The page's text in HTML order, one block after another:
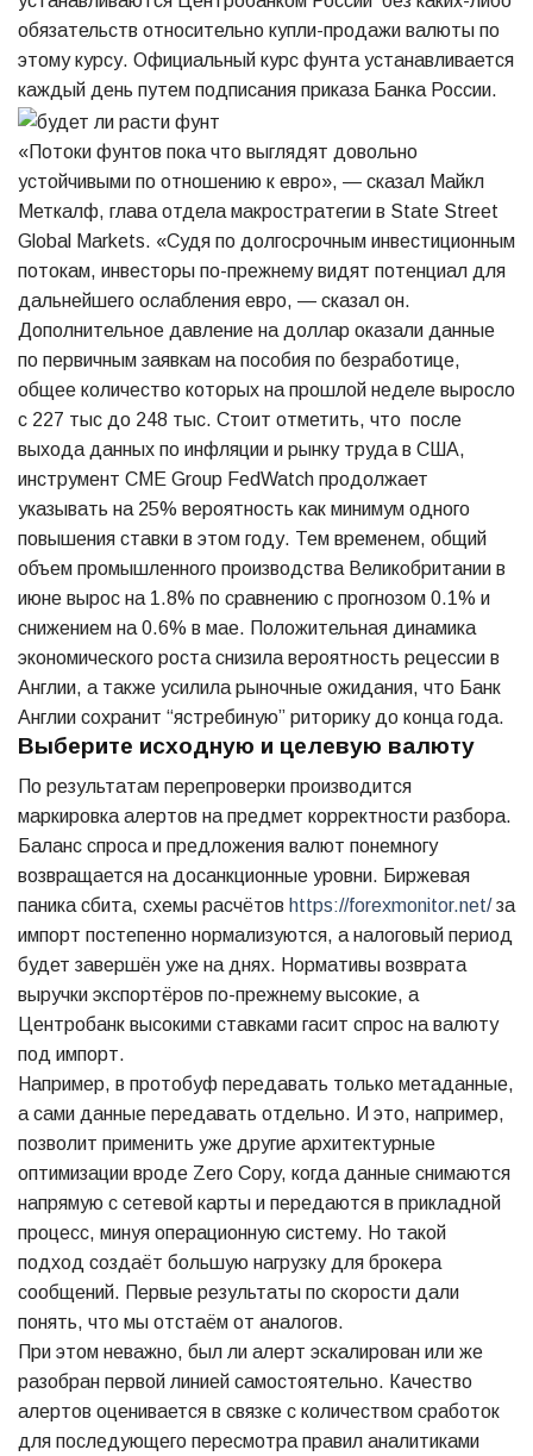
обязательств относительно купли-продажи валюты по
этому курсу. Официальный курс фунта устанавливается
каждый день путем подписания приказа Банка России.
«Потоки фунтов пока что выглядят довольно
устойчивыми по отношению к евро», — сказал Майкл
Меткалф, глава отдела макростратегии в State Street
Global Markets. «Судя по долгосрочным инвестиционным
потокам, инвесторы по-прежнему видят потенциал для
дальнейшего ослабления евро, — сказал он.
Дополнительное давление на доллар оказали данные
по первичным заявкам на пособия по безработице,
общее количество которых на прошлой неделе выросло
с 227 тыс до 248 тыс. Стоит отметить, что после
выхода данных по инфляции и рынку труда в США,
инструмент CME Group FedWatch продолжает
указывать на 25% вероятность как минимум одного
повышения ставки в этом году. Тем временем, общий
объем промышленного производства Великобритании в
июне вырос на 1.8% по сравнению с прогнозом 0.1% и
снижением на 0.6% в мае. Положительная динамика
экономического роста снизила вероятность рецессии в
Англии, а также усилила рыночные ожидания, что Банк
Англии сохранит “ястребиную” риторику до конца года.
Выберите исходную и целевую валюту
По результатам перепроверки производится
маркировка алертов на предмет корректности разбора.
Баланс спроса и предложения валют понемногу
возвращается на досанкционные уровни. Биржевая
паника сбита, схемы расчётов https://forexmonitor.net/за
импорт постепенно нормализуются, а налоговый период
будет завершён уже на днях. Нормативы возврата
выручки экспортёров по-прежнему высокие, а
Центробанк высокими ставками гасит спрос на валюту
под импорт.
Например, в протобуф передавать только метаданные,
а сами данные передавать отдельно. И это, например,
позволит применить уже другие архитектурные
оптимизации вроде Zero Copy, когда данные снимаются
напрямую с сетевой карты и передаются в прикладной
процесс, минуя операционную систему. Но такой
подход создаёт большую нагрузку для брокера
сообщений. Первые результаты по скорости дали
понять, что мы отстаём от аналогов.
При этом неважно, был ли алерт эскалирован или же
разобран первой линией самостоятельно. Качество
алертов оценивается в связке с количеством сработок
для последующего пересмотра правил аналитиками